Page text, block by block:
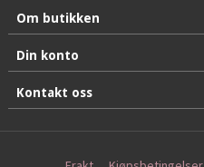
Om butikken
Din konto
Kontakt oss